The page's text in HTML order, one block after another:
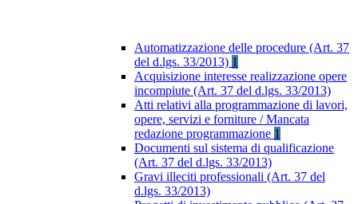
Automatizzazione delle procedure (Art. 37
del d.lgs. 33/2013) 1
Acquisizione interesse realizzazione opere
incompiute (Art. 37 del d.lgs. 33/2013)
Atti relativi alla programmazione di lavori,
opere, servizi e forniture / Mancata
redazione programmazione 1
Documenti sul sistema di qualificazione
(Art. 37 del d.lgs. 33/2013)
Gravi illeciti professionali (Art. 37 del
d.lgs. 33/2013)